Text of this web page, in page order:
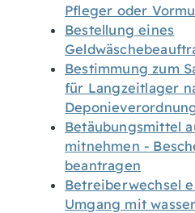
Pfleger oder
Bestellung eines
Bestimmung zum
für Langzeitlager
Betäubungsmittel
mitnehmen -
beantragen
Betreiberwechsel
Umgang mit